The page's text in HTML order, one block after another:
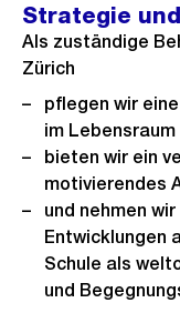
Strategie
Als zuständige
Zürich
pflegen wir
im Lebensraum
bieten wir ein
motivierendes
und nehmen
Entwicklungen
Schule als
und